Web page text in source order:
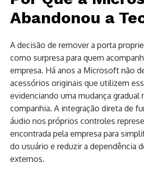
Abandonou a
A decisão de remover a porta
como surpresa para quem
empresa. Há anos a Microsoft não
acessórios originais que utilizem
evidenciando uma mudança gradual
companhia. A integração direta de
áudio nos próprios controles
encontrada pela empresa para
do usuário e reduzir a dependência
externos.